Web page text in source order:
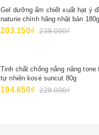
Gel dưỡng ẩm chiết xuất hạt ý
naturie chính hãng nhật bản 180g
203.150₫ 239.000₫
Tinh chất chống nắng nâng tone
tự nhiên kosé suncut 80g
194.650₫ 229.000₫